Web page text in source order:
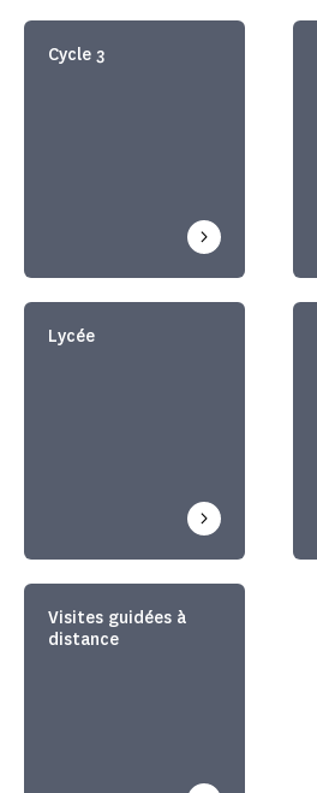
Cycle 3
Lycée
Visites guidées à
distance